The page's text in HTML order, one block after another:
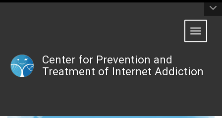
Toggle
Center for Prevention and
Treatment of Internet Addiction